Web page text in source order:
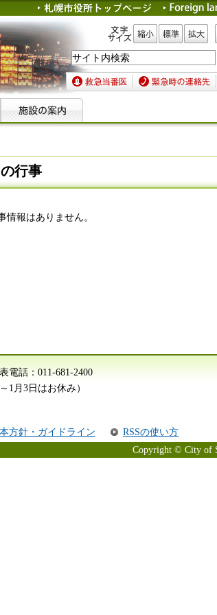
文字サイズ 縮小 標準 拡大
救急当番医 緊急時の連絡先
行事
情報はありません。
電話： 011-681-2400
1月3日はお休み）
方針・ガイドライン
RSSの使い方
Copyright © City of